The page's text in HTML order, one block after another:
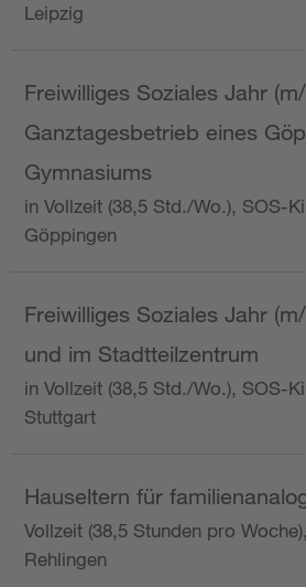
Leipzig
Freiwilliges Soziales Jahr
Ganztagesbetrieb eines
Gymnasiums
in Vollzeit (38,5 Std./Wo.), SOS-
Göppingen
Freiwilliges Soziales Jahr
und im Stadtteilzentrum
in Vollzeit (38,5 Std./Wo.), SOS-
Stuttgart
Hauseltern für
Vollzeit (38,5 Stunden pro
Rehlingen